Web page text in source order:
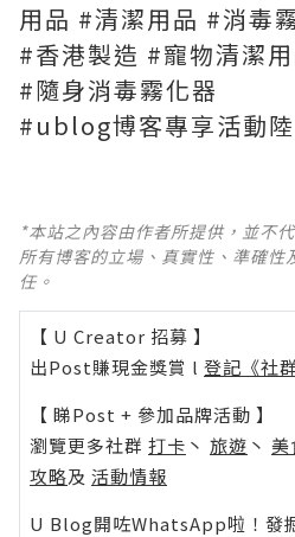
用品 #清潔用品 #消毒
#香港製造 #寵物清潔
#隨身消毒霧化器
#ublog博客專享活動
*本站之內容由作者所提供，並不
所有博客的立場、真實性、準確性
任。
【 U Creator 招募 】
出Post賺現金獎賞 l 登記《社
【 睇Post + 參加品牌活動 】
瀏覽更多社群 打卡 丶 旅遊 丶 美
攻略及 活動情報
U Blog開咗WhatsApp啦！發